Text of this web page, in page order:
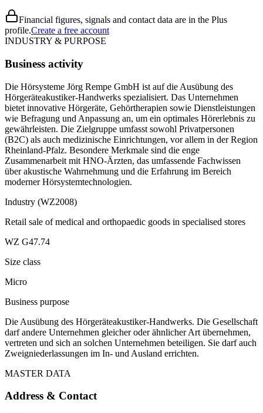
Financial figures, signals and contact data are in the Plus
profile.Create a free account
INDUSTRY & PURPOSE
Business activity
Die Hörsysteme Jörg Rempe GmbH ist auf die Ausübung des
Hörgeräteakustiker-Handwerks spezialisiert. Das Unternehmen
bietet innovative Hörgeräte, Gehörtherapien sowie Dienstleistungen
wie Befragung und Anpassung an, um ein optimales Hörerlebnis zu
gewährleisten. Die Zielgruppe umfasst sowohl Privatpersonen
(B2C) als auch medizinische Einrichtungen, vor allem in der Region
Rheinland-Pfalz. Besondere Merkmale sind die enge
Zusammenarbeit mit HNO-Ärzten, das umfassende Fachwissen
über akustische Wahrnehmung und die Erfahrung im Bereich
moderner Hörsystemtechnologien.
Industry (WZ2008)
Retail sale of medical and orthopaedic goods in specialised stores
WZ G47.74
Size class
Micro
Business purpose
Die Ausübung des Hörgeräteakustiker-Handwerks. Die Gesellschaft
darf andere Unternehmen gleicher oder ähnlicher Art übernehmen,
vertreten und sich an solchen Unternehmen beteiligen. Sie darf auch
Zweigniederlassungen im In- und Ausland errichten.
MASTER DATA
Address & Contact